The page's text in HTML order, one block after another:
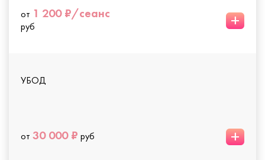
от 1 200 ₽/сеанс
руб +
УБОД
от 30 000 ₽ руб +